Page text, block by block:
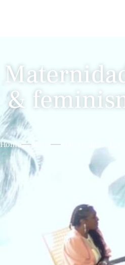
&
Home Moda Maternidade,